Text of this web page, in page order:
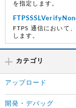
を指定します。
FTPS 通信において
します。
カテゴリ
アップロード
開発・デバッグ